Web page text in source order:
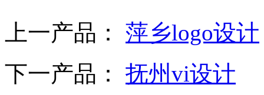
上一产品： 萍乡logo设计
下一产品： 抚州vi设计